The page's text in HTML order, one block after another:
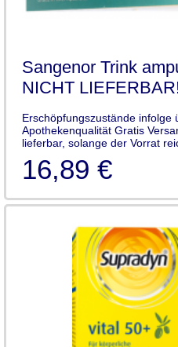
Sangenor Trink
NICHT
Erschöpfungszustände infolge
Apothekenqualität Gratis
lieferbar, solange der Vorrat
16,89 €